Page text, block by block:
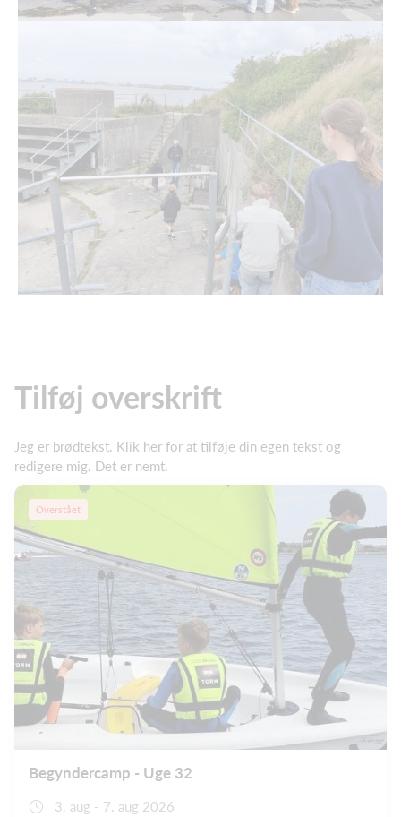
Tilføj overskrift
Jeg er brødtekst. Klik her for at tilføje din egen tekst og
redigere mig. Det er nemt.
Overstået
Begyndercamp - Uge 32
3. aug - 7. aug 2026